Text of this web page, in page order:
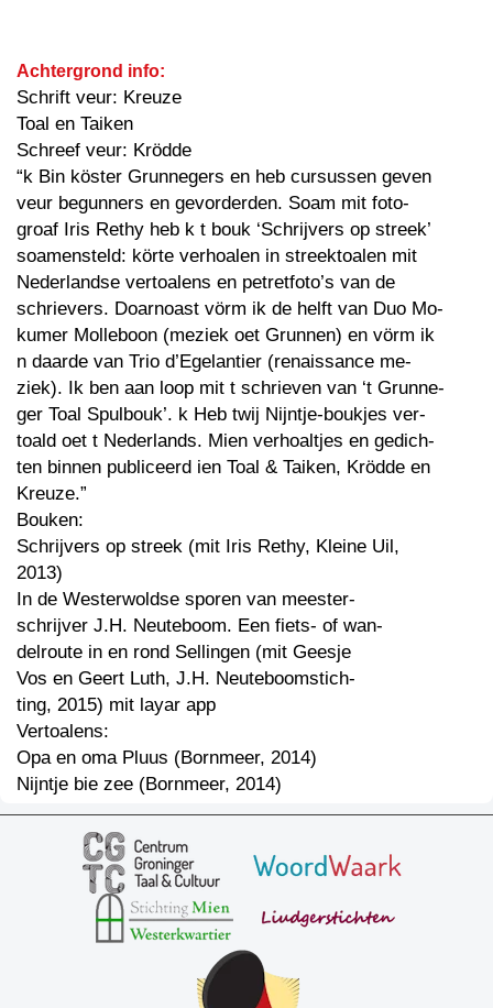
Achtergrond info:
Schrift veur: Kreuze
Toal en Taiken
Schreef veur: Krödde
“k Bin köster Grunnegers en heb cursussen geven
veur begunners en gevorderden. Soam mit foto-
groaf Iris Rethy heb k t bouk ‘Schrijvers op streek’
soamensteld: körte verhoalen in streektoalen mit
Nederlandse vertoalens en petretfoto’s van de
schrievers. Doarnoast vörm ik de helft van Duo Mo-
kumer Molleboon (meziek oet Grunnen) en vörm ik
n daarde van Trio d’Egelantier (renaissance me-
ziek). Ik ben aan loop mit t schrieven van ‘t Grunne-
ger Toal Spulbouk’. k Heb twij Nijntje-boukjes ver-
toald oet t Nederlands. Mien verhoaltjes en gedich-
ten binnen publiceerd ien Toal & Taiken, Krödde en
Kreuze.”
Bouken:
Schrijvers op streek (mit Iris Rethy, Kleine Uil,
2013)
In de Westerwoldse sporen van meester-
schrijver J.H. Neuteboom. Een fiets- of wan-
delroute in en rond Sellingen (mit Geesje
Vos en Geert Luth, J.H. Neuteboomstich-
ting, 2015) mit layar app
Vertoalens:
Opa en oma Pluus (Bornmeer, 2014)
Nijntje bie zee (Bornmeer, 2014)